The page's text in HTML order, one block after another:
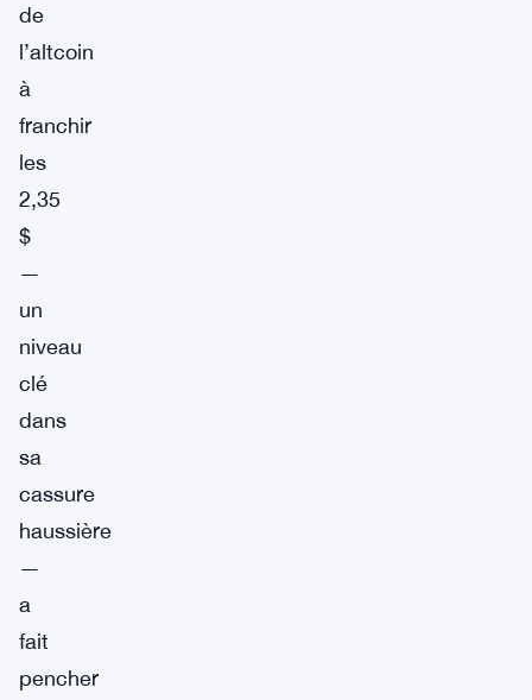
de
l’altcoin
à
franchir
les
2,35
$
—
un
niveau
clé
dans
sa
cassure
haussière
—
a
fait
pencher